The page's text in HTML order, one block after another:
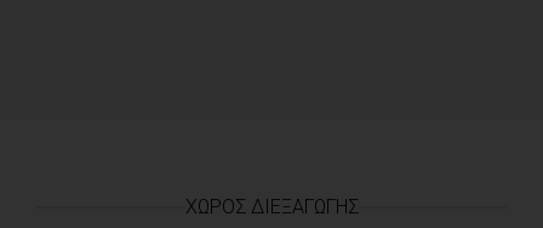
ΧΏΡΟΣ ΔΙΕΞΑΓΩΓΉΣ